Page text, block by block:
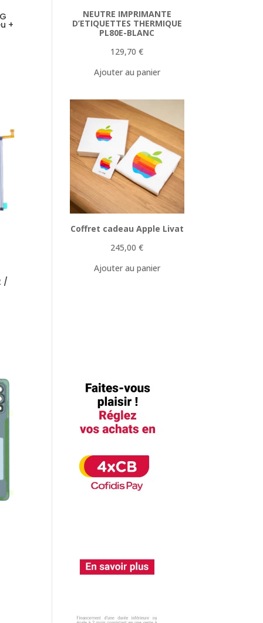
+
/
NEUTRE IMPRIMANTE
D’ETIQUETTES THERMIQUE
PL80E-BLANC
129,70€
Ajouter au panier
Coffret cadeau Apple Livat
245,00€
Ajouter au panier